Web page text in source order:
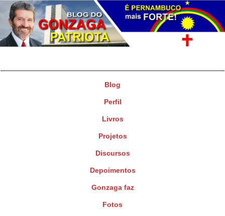
Blog
Perfil
Livros
Projetos
Discursos
Depoimentos
Gonzaga faz
Fotos